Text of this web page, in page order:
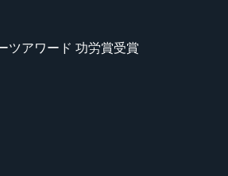
ツアワード 功労賞受賞